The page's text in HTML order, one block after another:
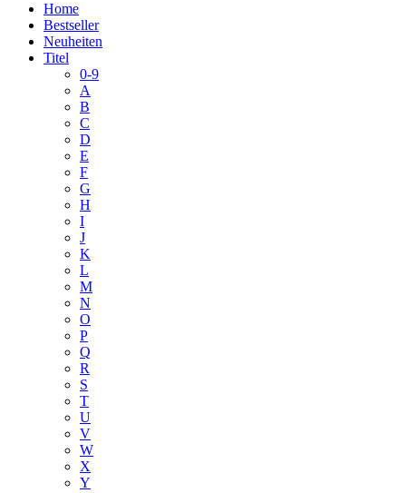
Home
Bestseller
Neuheiten
Titel
0-9
A
B
C
D
E
F
G
H
I
J
K
L
M
N
O
P
Q
R
S
T
U
V
W
X
Y